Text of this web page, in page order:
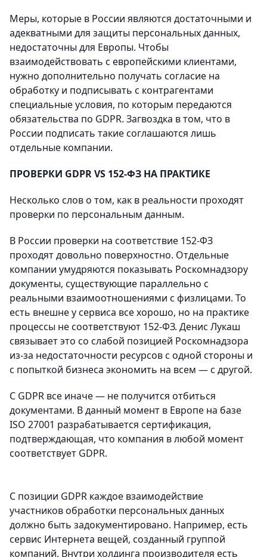
Меры, которые в России являются достаточными и
адекватными для защиты персональных данных,
недостаточны для Европы. Чтобы
взаимодействовать с европейскими клиентами,
нужно дополнительно получать согласие на
обработку и подписывать с контрагентами
специальные условия, по которым передаются
обязательства по GDPR. Загвоздка в том, что в
России подписать такие соглашаются лишь
отдельные компании.
ПРОВЕРКИ GDPR VS 152-ФЗ НА ПРАКТИКЕ
Несколько слов о том, как в реальности проходят
проверки по персональным данным.
В России проверки на соответствие 152-ФЗ
проходят довольно поверхностно. Отдельные
компании умудряются показывать Роскомнадзору
документы, существующие параллельно с
реальными взаимоотношениями с физлицами. То
есть внешне у сервиса все хорошо, но на практике
процессы не соответствуют 152-ФЗ. Денис Лукаш
связывает это со слабой позицией Роскомнадзора
из-за недостаточности ресурсов с одной стороны и
с попыткой бизнеса экономить на всем — с другой.
С GDPR все иначе — не получится отбиться
документами. В данный момент в Европе на базе
ISO 27001 разрабатывается сертификация,
подтверждающая, что компания в любой момент
соответствует GDPR.
С позиции GDPR каждое взаимодействие
участников обработки персональных данных
должно быть задокументировано. Например, есть
сервис Интернета вещей, созданный группой
компаний. Внутри холдинга производителя есть